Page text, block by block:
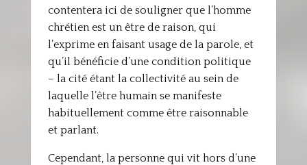
contentera ici de souligner que l’homme
chrétien est un être de raison, qui
l’exprime en faisant usage de la parole, et
qu’il bénéficie d’une condition politique
– la cité étant la collectivité au sein de
laquelle l’être humain se manifeste
habituellement comme être raisonnable
et parlant.
Cependant, la personne qui vit hors d’une